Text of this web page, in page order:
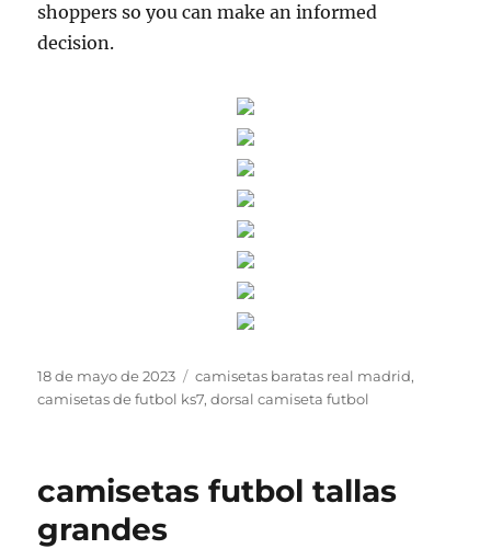
shoppers so you can make an informed
decision.
Publicado
el
18 de mayo de 2023 Etiquetas
camisetas baratas real madrid,
camisetas de futbol ks7,dorsal camiseta futbol
camisetas futbol tallas
grandes